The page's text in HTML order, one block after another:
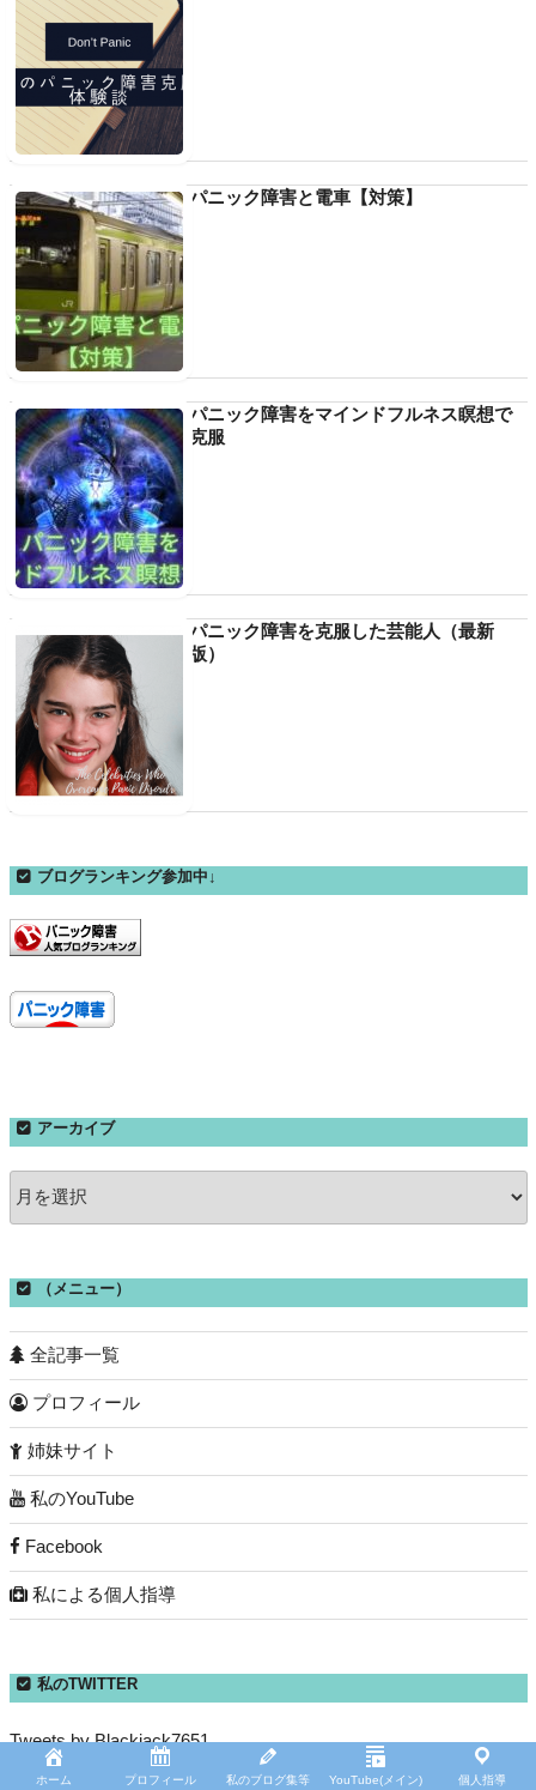
パニック障害と電車【対策】
パニック障害をマインドフルネス瞑想で
克服
パニック障害を克服した芸能人（最新
版）
ブログランキング参加中↓
アーカイブ
ー
ブ
（メニュー）
全記事一覧
プロフィール
姉妹サイト
私のYouTube
Facebook
私による個人指導
私のTWITTER
Tweets by Blackjack7651
ホーム プロフィール 私のブログ集等 YouTube(メイン) 個人指導